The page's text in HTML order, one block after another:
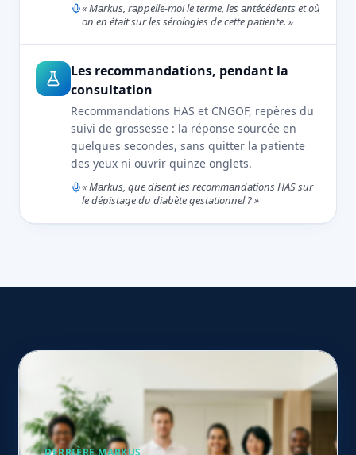
« Markus, rappelle-moi le terme, les antécédents et où
on en était sur les sérologies de cette patiente. »
Les recommandations, pendant la
consultation
Recommandations HAS et CNGOF, repères du
suivi de grossesse : la réponse sourcée en
quelques secondes, sans quitter la patiente
des yeux ni ouvrir quinze onglets.
« Markus, que disent les recommandations HAS sur
le dépistage du diabète gestationnel ? »
DERRIÈRE MARKUS